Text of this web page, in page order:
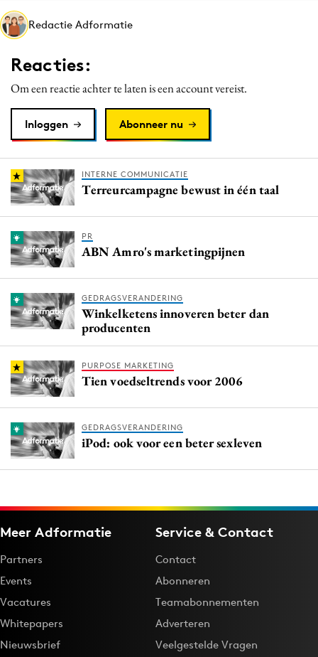
Media
Merkstrategie
PR
Reputatie & crisis
Redactie Adformatie
Reacties:
Om een reactie achter te laten is een account vereist.
Inloggen Abonneer nu
INTERNE COMMUNICATIE
Terreurcampagne bewust in één taal
PR
ABN Amro's marketingpijnen
GEDRAGSVERANDERING
Winkelketens innoveren beter dan
producenten
PURPOSE MARKETING
Tien voedseltrends voor 2006
GEDRAGSVERANDERING
iPod: ook voor een beter sexleven
Meer Adformatie
Partners
Events
Vacatures
Whitepapers
Nieuwsbrief
Service & Contact
Contact
Abonneren
Teamabonnementen
Adverteren
Veelgestelde Vragen